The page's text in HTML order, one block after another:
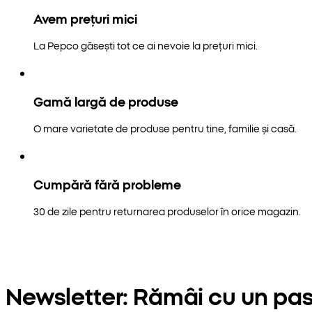
Avem prețuri mici
La Pepco găsești tot ce ai nevoie la prețuri mici.
Gamă largă de produse
O mare varietate de produse pentru tine, familie și casă.
Cumpără fără probleme
30 de zile pentru returnarea produselor în orice magazin.
Newsletter: Rămâi cu un